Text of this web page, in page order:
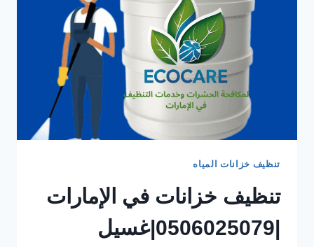
تنظيف خزانات المياه
تنظيف خزانات في الإمارات
|0506025079|غسيل